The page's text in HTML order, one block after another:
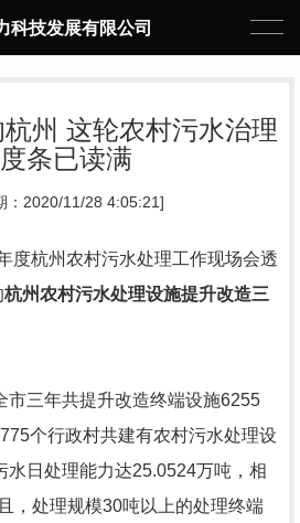
科技发展有限公司
杭州 这轮农村污水治理
条已读满
：2020/11/28 4:05:21]
杭州农村污水处理工作现场会透
杭州农村污水处理设施提升改造三
三年共提升改造终端设施6255
个行政村共建有农村污水处理设
水日处理能力达25.0524万吨，相
，处理规模30吨以上的处理终端